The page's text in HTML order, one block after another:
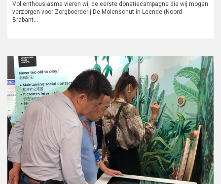
Vol enthousiasme vieren wij de eerste donatiecampagne die wij mogen
verzorgen voor Zorgboerderij De Molenschut in Leende (Noord-
Brabant…